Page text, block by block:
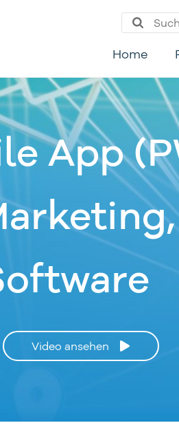
Home
App
Video ansehen